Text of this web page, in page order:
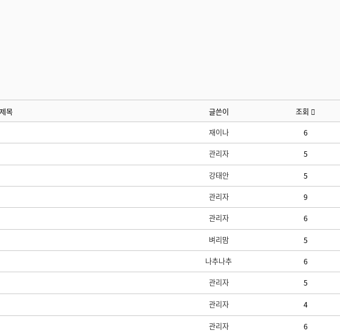
목 글쓴이 조회
재이나
6
관리자 5
강태안 5
관리자 9
관리자 6
벼리맘 5
나추나추 6
관리자 5
관리자 4
관리자 6